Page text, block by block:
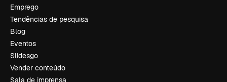
Emprego
Tendências de pesquisa
Blog
Eventos
Slidesgo
Vender conteúdo
Sala de imprensa